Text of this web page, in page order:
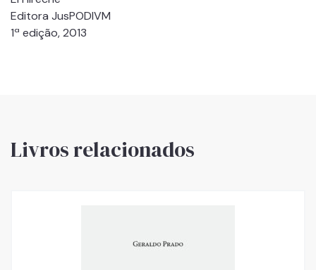
Editora JusPODIVM
1ª edição, 2013
Livros relacionados